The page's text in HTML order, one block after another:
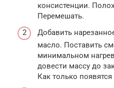
консистенции.
Перемешать.
Добавить
масло. Поставить
минимальном
довести массу до
Как только